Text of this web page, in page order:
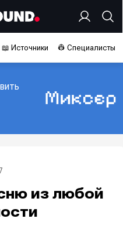
📖 Источники 👷 Специалисты
из любой